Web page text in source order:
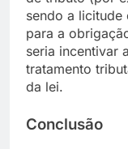
sendo a
para a
seria incentivar
tratamento
da lei.
Conclusão